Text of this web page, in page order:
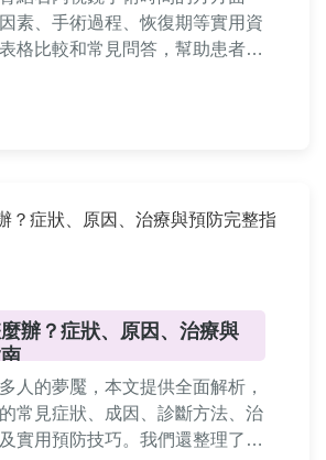
素、手術過程、恢復期等實用資
格比較和常見問答，幫助患者在
，避免不必要的擔憂。
辦？症狀、原因、治療與
人的夢魘，本文提供全面解析，
常見症狀、成因、診斷方法、治
實用預防技巧。我們還整理了常